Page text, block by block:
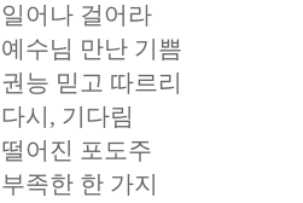
일어나 걸어라
예수님 만난 기쁨
권능 믿고 따르리
다시, 기다림
떨어진 포도주
부족한 한 가지